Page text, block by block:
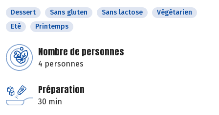
Dessert Sans gluten Sans lactose
Végétarien
Eté
Printemps
Nombre de personnes
4 personnes
Préparation
30 min